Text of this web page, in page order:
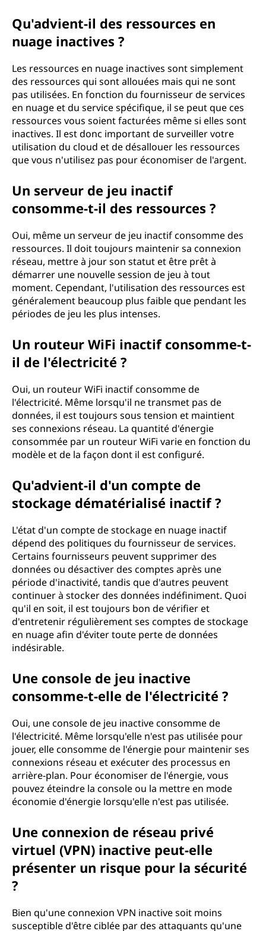
Qu'advient-il des ressources en
nuage inactives ?
Les ressources en nuage inactives sont simplement
des ressources qui sont allouées mais qui ne sont
pas utilisées. En fonction du fournisseur de services
en nuage et du service spécifique, il se peut que ces
ressources vous soient facturées même si elles sont
inactives. Il est donc important de surveiller votre
utilisation du cloud et de désallouer les ressources
que vous n'utilisez pas pour économiser de l'argent.
Un serveur de jeu inactif
consomme-t-il des ressources ?
Oui, même un serveur de jeu inactif consomme des
ressources. Il doit toujours maintenir sa connexion
réseau, mettre à jour son statut et être prêt à
démarrer une nouvelle session de jeu à tout
moment. Cependant, l'utilisation des ressources est
généralement beaucoup plus faible que pendant les
périodes de jeu les plus intenses.
Un routeur WiFi inactif consomme-t-
il de l'électricité ?
Oui, un routeur WiFi inactif consomme de
l'électricité. Même lorsqu'il ne transmet pas de
données, il est toujours sous tension et maintient
ses connexions réseau. La quantité d'énergie
consommée par un routeur WiFi varie en fonction du
modèle et de la façon dont il est configuré.
Qu'advient-il d'un compte de
stockage dématérialisé inactif ?
L'état d'un compte de stockage en nuage inactif
dépend des politiques du fournisseur de services.
Certains fournisseurs peuvent supprimer des
données ou désactiver des comptes après une
période d'inactivité, tandis que d'autres peuvent
continuer à stocker des données indéfiniment. Quoi
qu'il en soit, il est toujours bon de vérifier et
d'entretenir régulièrement ses comptes de stockage
en nuage afin d'éviter toute perte de données
indésirable.
Une console de jeu inactive
consomme-t-elle de l'électricité ?
Oui, une console de jeu inactive consomme de
l'électricité. Même lorsqu'elle n'est pas utilisée pour
jouer, elle consomme de l'énergie pour maintenir ses
connexions réseau et exécuter des processus en
arrière-plan. Pour économiser de l'énergie, vous
pouvez éteindre la console ou la mettre en mode
économie d'énergie lorsqu'elle n'est pas utilisée.
Une connexion de réseau privé
virtuel (VPN) inactive peut-elle
présenter un risque pour la sécurité
?
Bien qu'une connexion VPN inactive soit moins
susceptible d'être ciblée par des attaquants qu'une